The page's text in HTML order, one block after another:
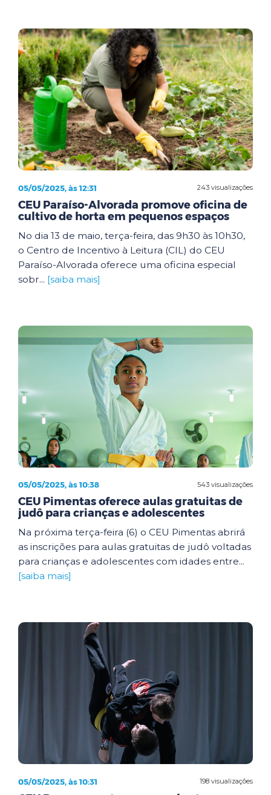
243 visualizações
05/05/2025, às 12:31
CEU Paraíso-Alvorada promove oficina de
cultivo de horta em pequenos espaços
No dia 13 de maio, terça-feira, das 9h30 às 10h30,
o Centro de Incentivo à Leitura (CIL) do CEU
Paraíso-Alvorada oferece uma oficina especial
sobr... [saiba mais]
543 visualizações
05/05/2025, às 10:38
CEU Pimentas oferece aulas gratuitas de
judô para crianças e adolescentes
Na próxima terça-feira (6) o CEU Pimentas abrirá
as inscrições para aulas gratuitas de judô voltadas
para crianças e adolescentes com idades entre...
[saiba mais]
198 visualizações
05/05/2025, às 10:31